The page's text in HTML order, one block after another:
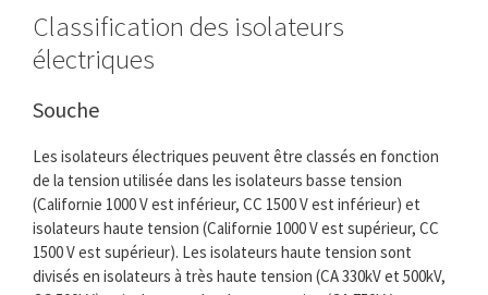
Classification des isolateurs
électriques
Souche
Les isolateurs électriques peuvent être classés en fonction
de la tension utilisée dans les isolateurs basse tension
(Californie 1000 V est inférieur, CC 1500 V est inférieur) et
isolateurs haute tension (Californie 1000 V est supérieur, CC
1500 V est supérieur). Les isolateurs haute tension sont
divisés en isolateurs à très haute tension (CA 330kV et 500kV,